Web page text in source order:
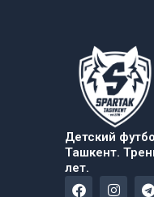
Детский
Ташкент.
лет.
F
I
T